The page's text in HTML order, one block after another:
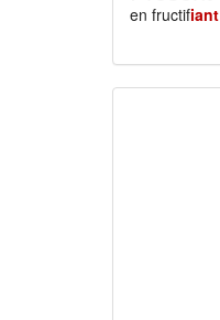
en fructifiant